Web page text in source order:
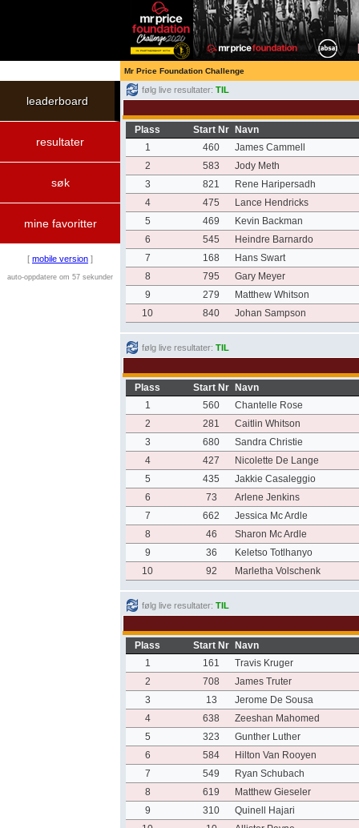
Mr Price Foundation Challenge
leaderboard
resultater
søk
mine favoritter
[ mobile version ]
auto-oppdatere om 57 sekunder
følg live resultater: TIL
Plass Start Nr
Navn
1
460
James Cammell
2
583
Jody Meth
3
821
Rene Haripersadh
4
475
Lance Hendricks
5
469
Kevin Backman
6
545
Heindre Barnardo
7
168
Hans Swart
8
795
Gary Meyer
9
279
Matthew Whitson
10
840 Johan Sampson
følg live resultater: TIL
Plass Start Nr
Navn
1
560
Chantelle Rose
2
281
Caitlin Whitson
3
680
Sandra Christie
4
427
Nicolette De Lange
5
435
Jakkie Casaleggio
6
73
Arlene Jenkins
7
662
Jessica Mc Ardle
8
46
Sharon Mc Ardle
9
36
Keletso Totlhanyo
10
92 Marletha Volschenk
følg live resultater: TIL
Plass Start Nr
Navn
1
161
Travis Kruger
2
708
James Truter
3
13
Jerome De Sousa
4
638
Zeeshan Mahomed
5
323
Gunther Luther
6
584
Hilton Van Rooyen
7
549
Ryan Schubach
8
619
Matthew Gieseler
9
310
Quinell Hajari